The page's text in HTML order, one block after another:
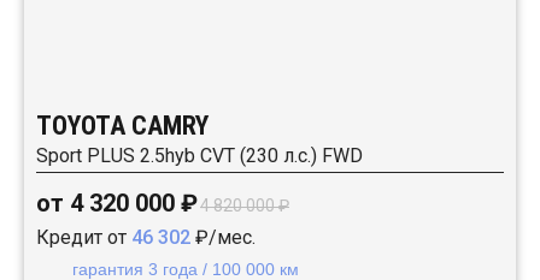
TOYOTA CAMRY
Sport PLUS 2.5hyb CVT (230 л.с.) FWD
от 4 320 000 ₽4 820 000 ₽
Кредит от 46 302 ₽/мес.
гарантия 3 года / 100 000 км